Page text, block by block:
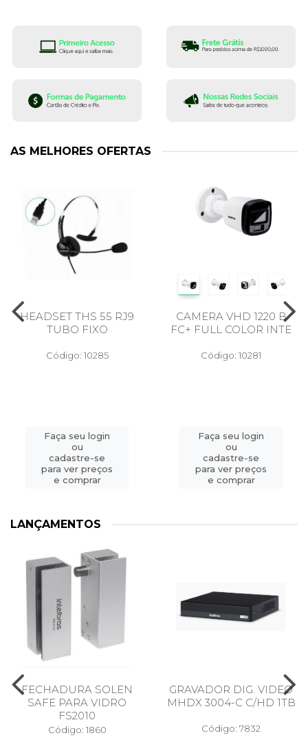
AS MELHORES OFERTAS
HEADSET THS 55 RJ9
TUBO FIXO
Código: 10285
Faça seu login
ou
cadastre-se
para ver preços
e comprar
CAMERA VHD 1220 B
FC+ FULL COLOR INTE
Código: 10281
Faça seu login
ou
cadastre-se
para ver preços
e comprar
LANÇAMENTOS
FECHADURA SOLEN
SAFE PARA VIDRO
FS2010
Código: 1860
GRAVADOR DIG. VIDEO
MHDX 3004-C C/HD 1TB
Código: 7832